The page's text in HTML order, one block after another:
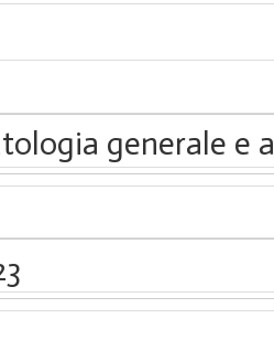
generale